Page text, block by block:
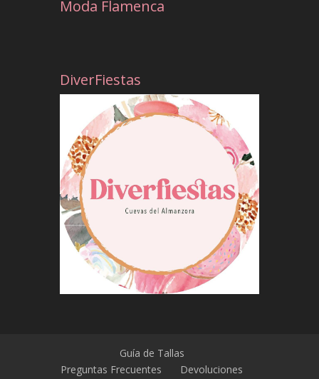
Moda Flamenca
DiverFiestas
Guía de Tallas
Preguntas Frecuentes
Devoluciones